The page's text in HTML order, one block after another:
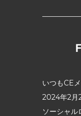
いつもCE
2024年2月
ソーシャ